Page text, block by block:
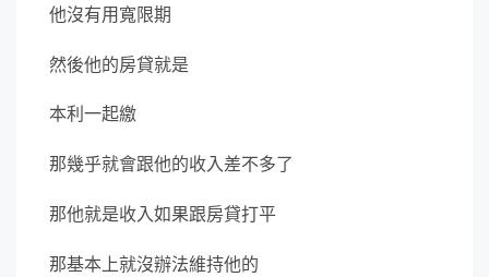
他沒有用寬限期
然後他的房貸就是
本利一起繳
那幾乎就會跟他的收入差不多了
那他就是收入如果跟房貸打平
那基本上就沒辦法維持他的